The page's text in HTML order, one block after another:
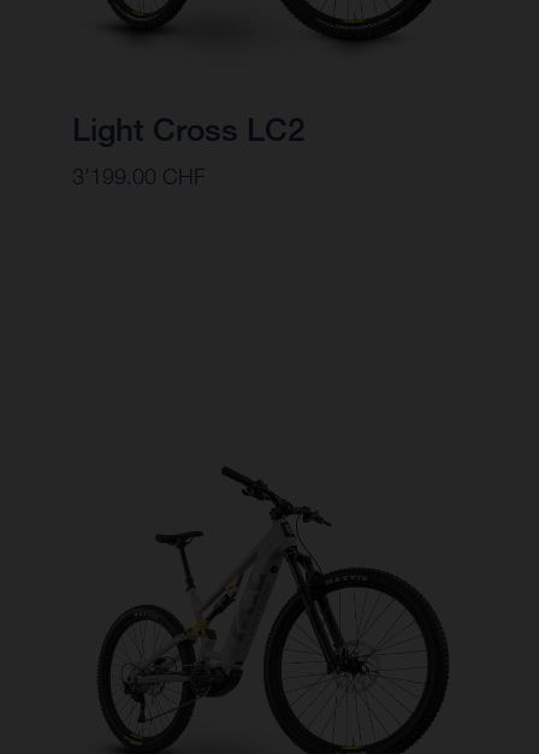
Light Cross LC2
3’199.00 CHF